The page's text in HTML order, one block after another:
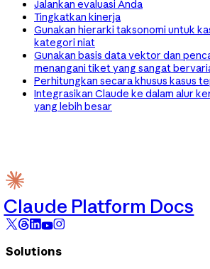
Jalankan evaluasi Anda
Tingkatkan kinerja
Gunakan hierarki taksonomi untuk
kategori niat
Gunakan basis data vektor dan
menangani tiket yang sangat
Perhitungkan secara khusus kasus
Integrasikan Claude ke dalam alur
yang lebih besar
Claude Platform Docs
Solutions